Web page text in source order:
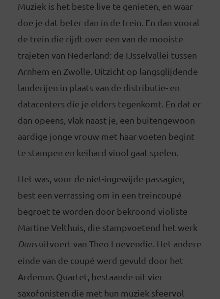
Muziek is het beste live te genieten, en waar
doe je dat beter dan in de trein. En dan vooral
de trein die rijdt over een van de mooiste
trajeten van Nederland: de IJsselvallei tussen
Arnhem en Zwolle. Uitzicht op langsglijdende
landerijen in plaats van de distributie- en
datacenters die je elders tegenkomt. En dat er
dan opeens, vlak naast je, een buitengewoon
aardige jonge vrouw met haar voeten begint
te stampen en keihard viool gaat spelen.
Het was, voor de niet-ingewijde passagier,
best een verrassing om in een treincoupé
begroet te worden door bekroond violiste
Martine Velthuis, die stampvoetend het werk
Dansuitvoert van Theo Loevendie. Het andere
einde van de coupé werd gevuld door het
Ardemus Quartet, bestaande uit vier
saxofonisten die met hun muziek sfeervol